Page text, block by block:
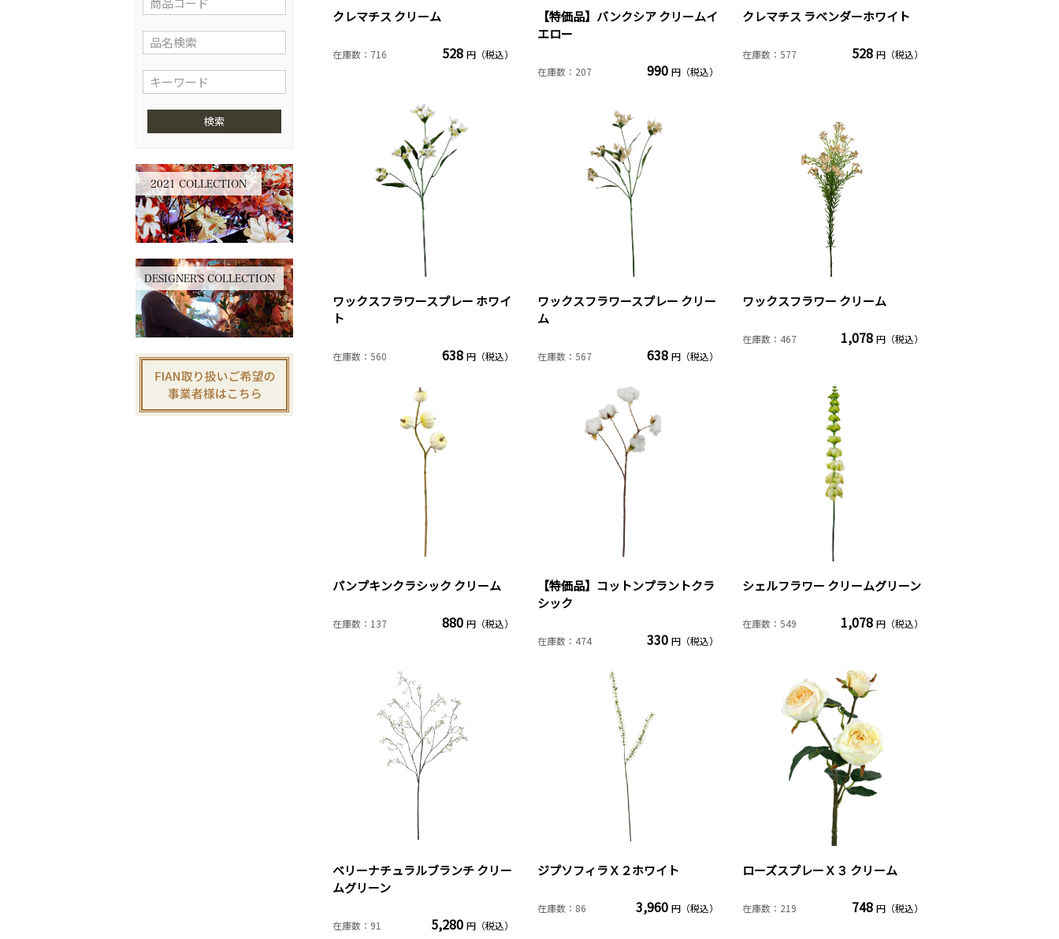
検索
2021 COLLECTION
DESIGNER'S COLLECTION
クレマチス クリーム
在庫数：716 528 円（税込）
【特価品】バンクシア クリームイ
エロー
在庫数：207 990 円（税込）
クレマチス ラベンダーホワイト
在庫数：577 528 円（税込）
ワックスフラワースプレー ホワイ
ト
在庫数：560 638 円（税込）
ワックスフラワースプレー クリー
ム
在庫数：567 638 円（税込）
ワックスフラワー クリーム
在庫数：467 1,078 円（税込）
パンプキンクラシック クリーム
在庫数：137 880 円（税込）
【特価品】コットンプラントクラ
シック
在庫数：474 330 円（税込）
シェルフラワー クリームグリーン
在庫数：549 1,078 円（税込）
ベリーナチュラルブランチ クリー
ムグリーン
在庫数：91 5,280 円（税込）
ジプソフィラＸ２ホワイト
在庫数：86 3,960 円（税込）
ローズスプレーＸ３ クリーム
在庫数：219 748 円（税込）